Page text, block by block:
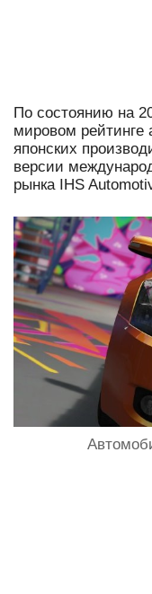
По состоянию на
мировом рейтинге
японских
версии
рынка IHS